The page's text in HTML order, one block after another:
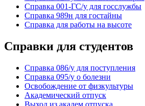
Справка 001-ГС/у для госслужбы
Справка 989н для гостайны
Справка для работы на высоте
Справки для студентов
Справка 086/у для поступления
Справка 095/у о болезни
Освобождение от физкультуры
Академический отпуск
Выход из академ отпуска